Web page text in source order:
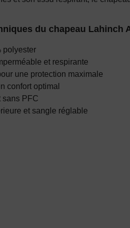
du chapeau Lahinch
polyester
et respirante
une protection maximale
confort optimal
sans PFC
et sangle réglable